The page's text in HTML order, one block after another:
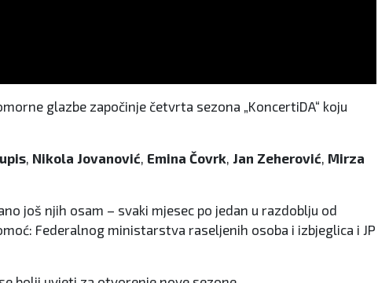
glazbe započinje četvrta sezona „KoncertiDA“ koju
, Nikola Jovanović, Emina Čovrk, Jan Zeherović, Mirza
još njih osam – svaki mjesec po jedan u razdoblju od
Federalnog ministarstva raseljenih osoba i izbjeglica i JP